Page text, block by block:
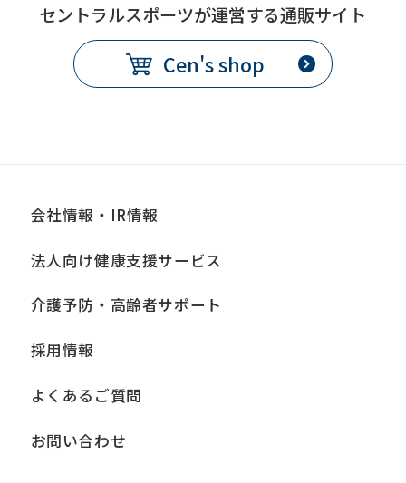
セントラルスポーツが運営する通販サイト
Cen's shop
会社情報・IR情報
法人向け健康支援サービス
介護予防・高齢者サポート
採用情報
よくあるご質問
お問い合わせ